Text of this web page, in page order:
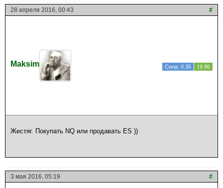
28 апреля 2016, 00:43 #
Maksim Сила: 0.35 19.86
Жестяг. Покупать NQ или продавать ES ))
3 мая 2016, 05:19 #